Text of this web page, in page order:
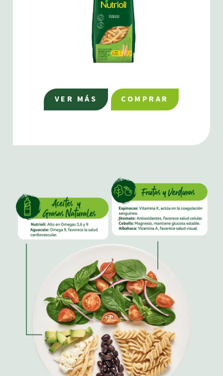
VER MÁS COMPRAR